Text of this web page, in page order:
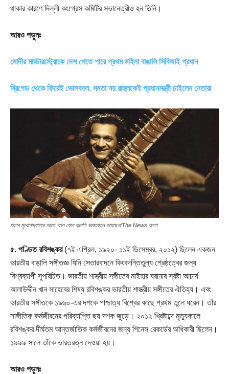
থাকার কারণে দিল্লী কংগ্রেস কমিটির সভানেত্রীও হন তিনি।
আরও পড়ুনঃ
মোদীর মাস্টারস্ট্রোকে দেশ পেতে পারে প্রথম মহিলা বাঙালি সিবিআই প্রধান
ব্রিগেড থেকে ফিরেই ভোলবদল, মমতা নয় রাহুলকেই প্রধানমন্ত্রী চাইলেন নেতারা
প্রণব মুখোপাধ্যায়ের আগে কোন কোন বাঙালি ভারতরত্ন হয়েছেন/The News বাংলা
৫. পণ্ডিত রবিশঙ্কর (৭ই এপ্রিল, ১৯২০- ১১ই ডিসেম্বর, ২০১২) ছিলেন একজন
ভারতীয় বাঙালি সঙ্গীতজ্ঞ যিনি সেতারবাদনে কিংবদন্তিতুল্য শ্রেষ্ঠত্বের জন্য
বিশ্বব্যাপী সুপরিচিত। ভারতীয় শাস্ত্রীয় সঙ্গীতের মাইহার ঘরানার স্রষ্টা আচার্য
আলাউদ্দীন খান সাহেবের শিষ্য রবিশঙ্কর ভারতীয় শাস্ত্রীয় সঙ্গীতের ঐতিহ্য। এবং
ভারতীয় সঙ্গীতকে ১৯৬০-এর দশকে পাশ্চাত্য বিশ্বের কাছে প্রথম তুলে ধরেন। তাঁর
সাঙ্গীতিক কর্মজীবনের পরিব্যাপ্তি ছয় দশক জুড়ে। ২০১২ খ্রিষ্টাব্দে মৃত্যুকালে
রবিশঙ্কর দীর্ঘতম আন্তর্জাতিক কর্মজীবনের জন্য গিনেস রেকর্ডের অধিকারী ছিলেন।
১৯৯৯ সালে তাঁকে ভারতরত্ন দেওয়া হয়।
আরও পড়ুনঃ